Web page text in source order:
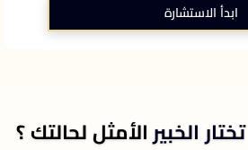
ابدأ الاستشارة
تختار الخبير الأمثل لحالتك ؟